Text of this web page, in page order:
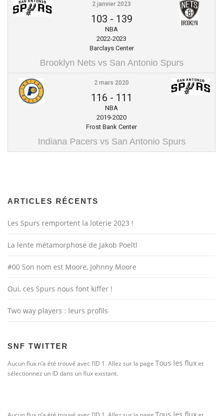
2 janvier 2023
103 - 139
NBA
2022-2023
Barclays Center
Brooklyn Nets vs San Antonio Spurs
2 mars 2020
116 - 111
NBA
2019-2020
Frost Bank Center
Indiana Pacers vs San Antonio Spurs
ARTICLES RÉCENTS
Les Spurs remportent la loterie 2023 !
La lente métamorphose de Jakob Poeltl
#00 Son nom est Moore, Johnny Moore
Oui, ces Spurs nous font kiffer !
Two way players : leurs profils
SNF TWITTER
Aucun flux n’a été trouvé avec l’ID 1. Allez sur la page Tous les fluxet
sélectionnez un ID dans un flux existant.